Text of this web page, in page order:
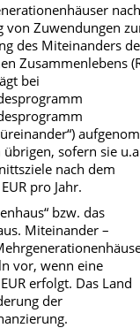
von Zuwendungen
des Miteinanders
Zusammenlebens
bei
übrigen, sofern sie
nach dem
pro Jahr.
bzw. das
Miteinander –
vor, wenn eine
erfolgt. Das Land
der